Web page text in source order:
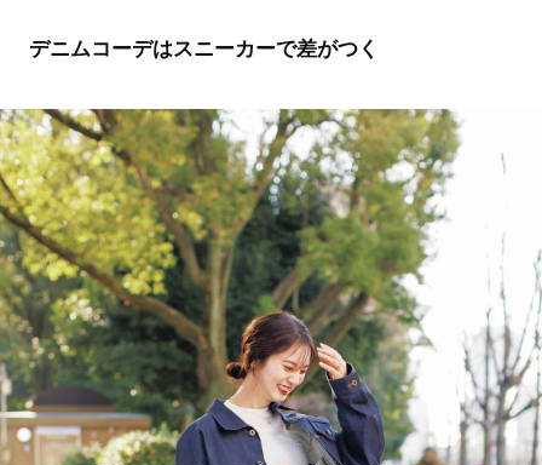
デニムコーデはスニーカーで差がつく